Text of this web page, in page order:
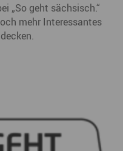
„So geht sächsisch.“
mehr Interessantes